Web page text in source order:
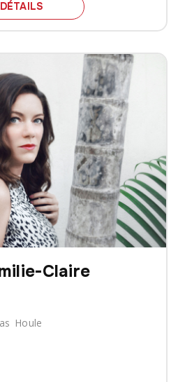
DÉTAILS LUDOVICO EINAUDI, LE
Claire
Houle